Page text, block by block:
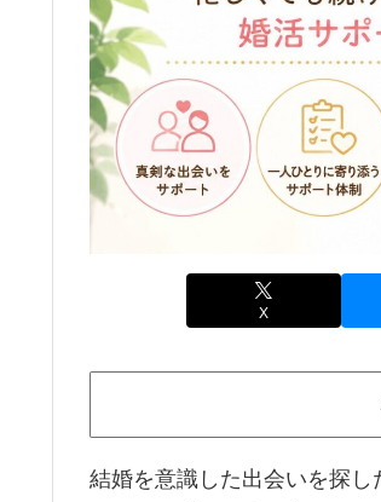
X
結婚を意識した出会いを探